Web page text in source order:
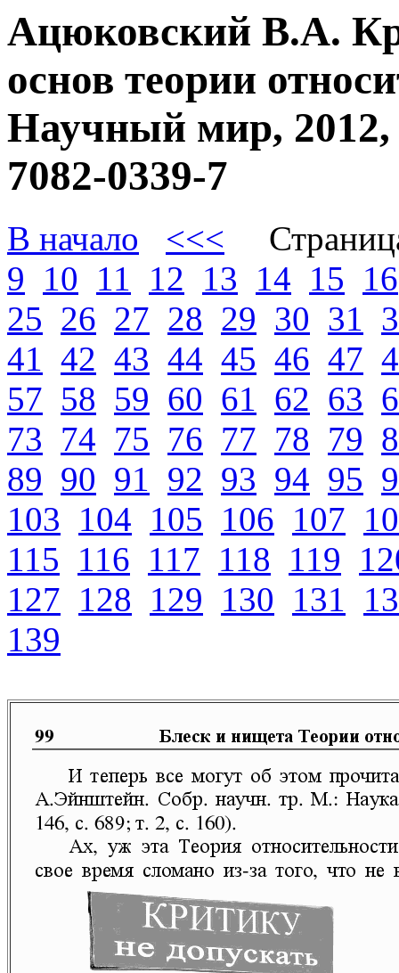
Ацюковский В.А.
основ теории
Научный мир,
7082-0339-7
В начало <<<
9 10 11 12 13 14 15 16
25 26 27 28 29 30 31
41 42 43 44 45 46 47
57 58 59 60 61 62 63
73 74 75 76 77 78 79
89 90 91 92 93 94 95
103 104 105 106 107
115 116 117 118 119
127 128 129 130 131
139